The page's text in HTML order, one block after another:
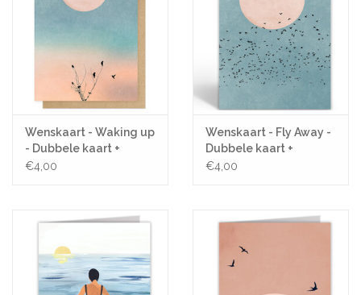
Cadeaubonnen
Wenskaart - Waking up
- Dubbele kaart +
Envelop
€4,00
Wenskaart - Fly Away -
Dubbele kaart +
Envelop
€4,00